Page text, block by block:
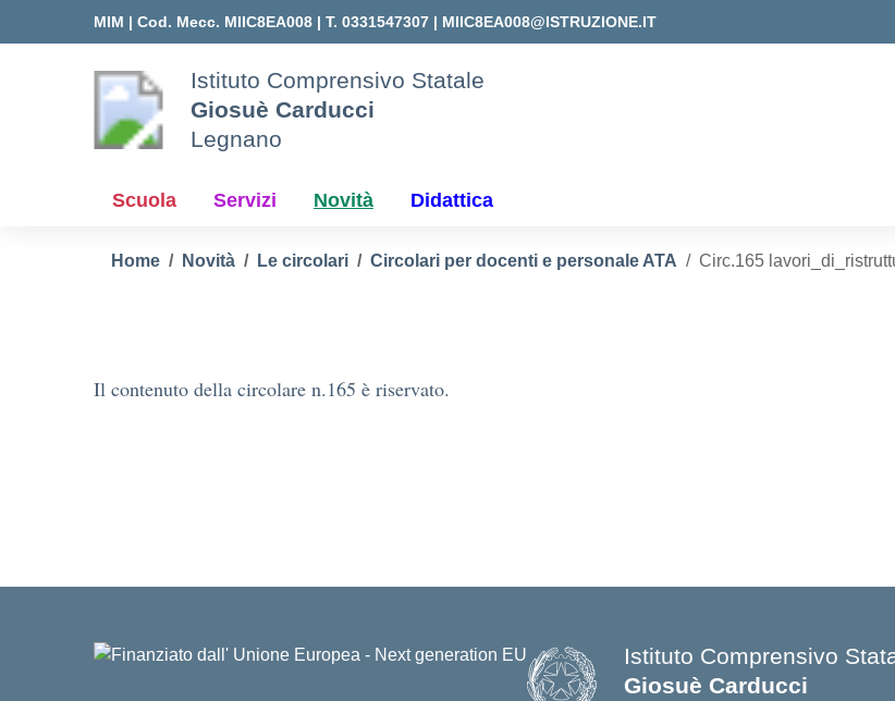
MIM | Cod. Mecc. MIIC8EA008 | T. 0331547307 | MIIC8EA008@ISTRUZIONE.IT
Istituto Comprensivo Statale
Giosuè Carducci
Legnano
Scuola Servizi Novità Didattica
Home Novità Le circolari Circolari per docenti e personale ATA Circ.165
Il contenuto della circolare n.165 è riservato.
Istituto Comprensivo
Giosuè Carducci